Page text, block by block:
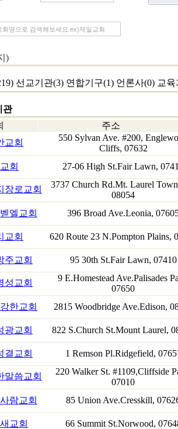
)
선교기관(3) 연합기구(1) 언론사(0) 교육
관
주소
교회
550 Sylvan Ave. #200,
Cliffs, 07632
회 27-06 High St.Fair Lawn,
장로교회
3737 Church Rd.Mt. Laurel
08054
엘교회 396 Broad Ave.Leonia,
교회 620 Route 23 N.Pompton Plains,
주교회 95 30th St.Fair Lawn, 07410
성교회
9 E.Homestead Ave.Palisades
07650
한교회 2815 Woodbridge Ave.Edison,
광교회 822 S.Church St.Mount Laurel,
결교회 1 Remson Pl.Ridgefield,
말씀교회
220 Walker St. #1109,Cliffside
07010
람교회 85 Union Ave.Cresskill,
교회 66 Summit St.Norwood,